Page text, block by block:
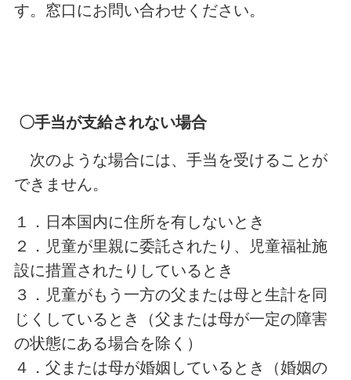
す。窓口にお問い合わせください。
〇手当が支給されない場合
次のような場合には、手当を受けることが
できません。
１．日本国内に住所を有しないとき
２．児童が里親に委託されたり、児童福祉施
設に措置されたりしているとき
３．児童がもう一方の父または母と生計を同
じくしているとき（父または母が一定の障害
の状態にある場合を除く）
４．父または母が婚姻しているとき（婚姻の